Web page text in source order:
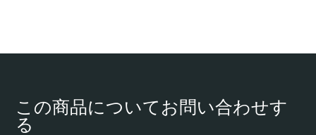
この商品についてお問い合わせす
る